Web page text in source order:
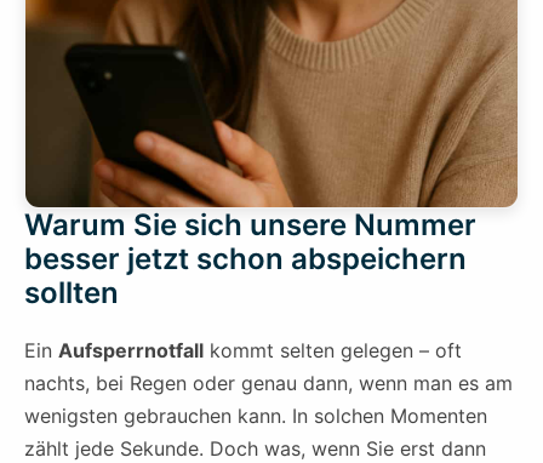
Warum Sie sich unsere Nummer
besser jetzt schon abspeichern
sollten
Ein Aufsperrnotfall kommt selten gelegen – oft
nachts, bei Regen oder genau dann, wenn man es am
wenigsten gebrauchen kann. In solchen Momenten
zählt jede Sekunde. Doch was, wenn Sie erst dann